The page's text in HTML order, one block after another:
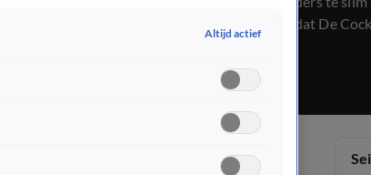
fans zijn blij dat De
wij spreken een oud lijk.
Altijd actief